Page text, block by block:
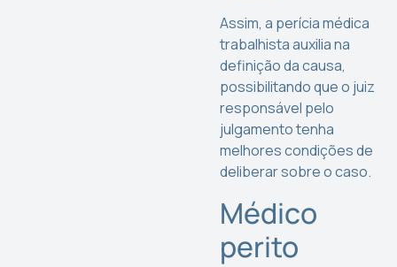
Assim, a perícia médica
trabalhista auxilia na
definição da causa,
possibilitando que o juiz
responsável pelo
julgamento tenha
melhores condições de
deliberar sobre o caso.
Médico
perito